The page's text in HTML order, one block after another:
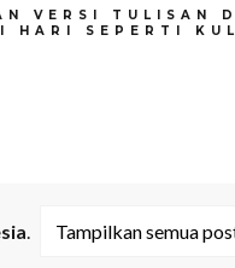
VERSI TULISAN
HARI SEPERTI
. Tampilkan semua